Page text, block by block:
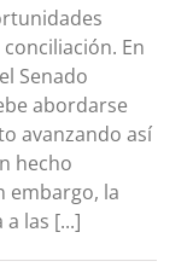
En
Senado
abordarse
avanzando así
hecho
embargo, la
las [...]